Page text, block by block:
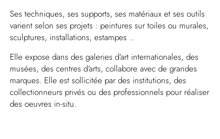
Ses techniques, ses supports, ses matériaux et ses outils
varient selon ses projets : peintures sur toiles ou murales,
sculptures, installations, estampes ..
Elle expose dans des galeries d’art internationales, des
musées, des centres d’arts, collabore avec de grandes
marques. Elle est sollicitée par des institutions, des
collectionneurs privés ou des professionnels pour réaliser
des oeuvres in-situ.